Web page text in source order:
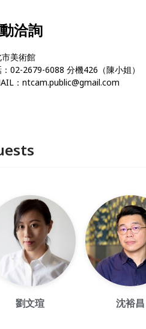
洽詢
市美術館
02-2679-6088 分機426（陳小姐）
：ntcam.public@gmail.com
劉文瑄 沈裕昌